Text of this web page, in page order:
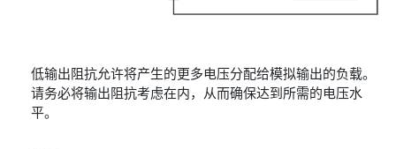
低输出阻抗允许将产生的更多电压分配给模拟输出的负载。
请务必将输出阻抗考虑在内，从而确保达到所需的电压水
平。